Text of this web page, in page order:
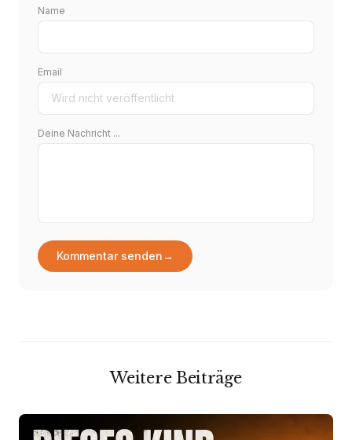
Name
Email
Deine Nachricht ...
Kommentar senden→
Weitere Beiträge